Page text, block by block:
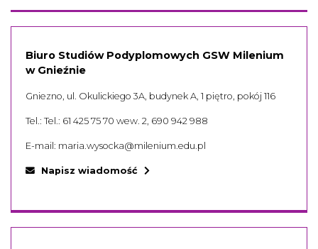
Biuro Studiów Podyplomowych GSW Milenium
w Gnieźnie
Gniezno, ul. Okulickiego 3A, budynek A, 1 piętro, pokój 116
Tel.: Tel.: 61 425 75 70 wew. 2, 690 942 988
E-mail: maria.wysocka@milenium.edu.pl
Napisz wiadomość